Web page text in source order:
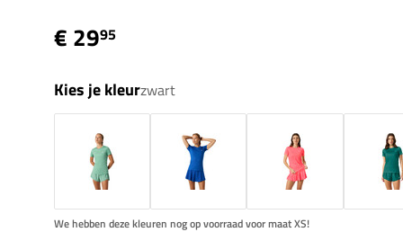
€ 2995
Kies je kleurzwart
We hebben deze kleuren nog op voorraad voor maat XS!